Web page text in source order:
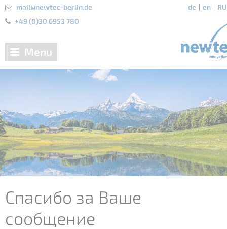
mail@newtec-berlin.de
+49 (0)30 6953 780
de en RU
Menu
Спасибо за Ваше
сообщение